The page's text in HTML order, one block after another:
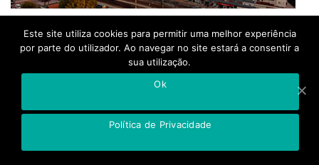
Farmácias Serviço
Este site utiliza cookies para permitir uma melhor experiência
por parte do utilizador. Ao navegar no site estará a consentir a
sua utilização.
Ok
Política de Privacidade